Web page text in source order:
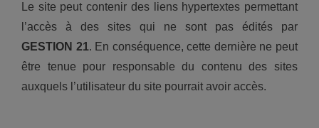
Le site peut contenir des liens hypertextes permettant
l’accès à des sites qui ne sont pas édités par
GESTION 21. En conséquence, cette dernière ne peut
être tenue pour responsable du contenu des sites
auxquels l’utilisateur du site pourrait avoir accès.